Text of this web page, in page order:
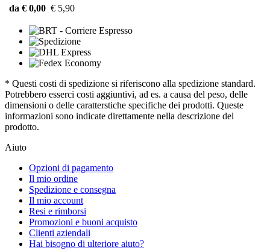
da € 0,00 € 5,90
* Questi costi di spedizione si riferiscono alla spedizione standard.
Potrebbero esserci costi aggiuntivi, ad es. a causa del peso, delle
dimensioni o delle caratterstiche specifiche dei prodotti. Queste
informazioni sono indicate direttamente nella descrizione del
prodotto.
Aiuto
Opzioni di pagamento
Il mio ordine
Spedizione e consegna
Il mio account
Resi e rimborsi
Promozioni e buoni acquisto
Clienti aziendali
Hai bisogno di ulteriore aiuto?